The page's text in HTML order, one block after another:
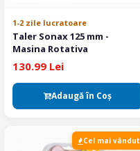
1-2 zile lucratoare
Taler Sonax 125 mm -
Masina Rotativa
130.99 Lei
Adaugă în Coş
Cel mai vândut